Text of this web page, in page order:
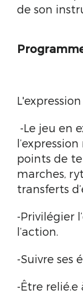
de son
-Le jeu en
points de
marches,
transferts
-Privilégier
l’action.
-Suivre ses
-Être